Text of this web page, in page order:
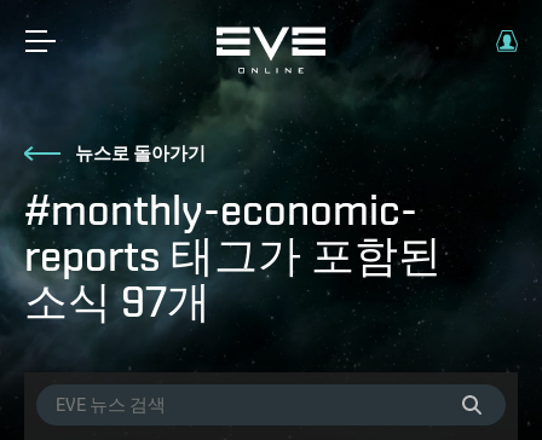
뉴스로 돌아가기
#monthly-economic-
reports 태그가 포함된
소식 97개